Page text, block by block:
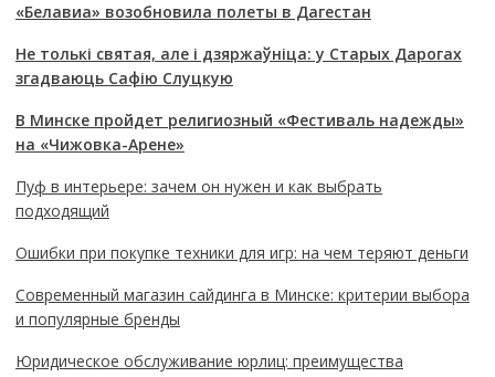
«Белавиа» возобновила полеты в Дагестан
Не толькі святая, але і дзяржаўніца: у Старых Дарогах
згадваюць Сафію Слуцкую
В Минске пройдет религиозный «Фестиваль надежды»
на «Чижовка-Арене»
Пуф в интерьере: зачем он нужен и как выбрать
подходящий
Ошибки при покупке техники для игр: на чем теряют деньги
Современный магазин сайдинга в Минске: критерии выбора
и популярные бренды
Юридическое обслуживание юрлиц: преимущества